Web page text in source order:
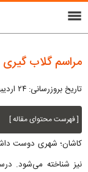
menu
مراسم گلاب
تاریخ بروزرسانی: ۲۴ اردیبهشت ۱۴۰۱
[ فهرست محتوای مقاله ]
کاشان؛ شهری دوست
نیز شناخته می‌شود.